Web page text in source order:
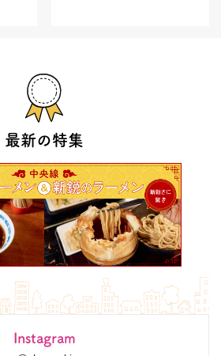
最新の特集
Instagram